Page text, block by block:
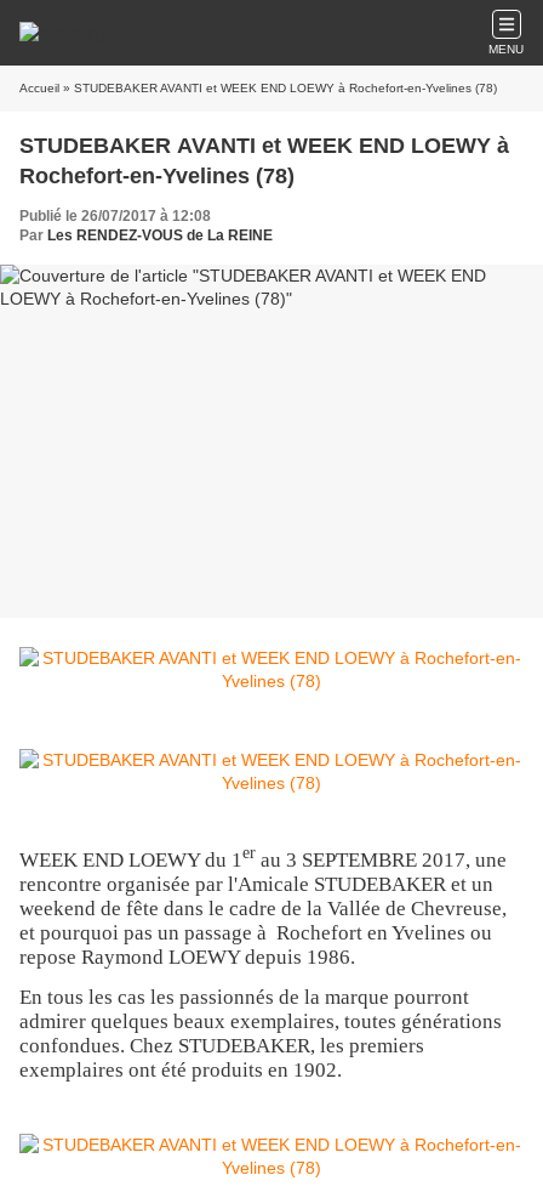
MENU
Accueil » STUDEBAKER AVANTI et WEEK END LOEWY à Rochefort-en-Yvelines (78)
STUDEBAKER AVANTI et WEEK END LOEWY à
Rochefort-en-Yvelines (78)
Publié le 26/07/2017 à 12:08
Par Les RENDEZ-VOUS de La REINE
WEEK END LOEWY du 1er au 3 SEPTEMBRE 2017, une
rencontre organisée par l'Amicale STUDEBAKER et un
weekend de fête dans le cadre de la Vallée de Chevreuse,
et pourquoi pas un passage à Rochefort en Yvelines ou
repose Raymond LOEWY depuis 1986.
En tous les cas les passionnés de la marque pourront
admirer quelques beaux exemplaires, toutes générations
confondues. Chez STUDEBAKER, les premiers
exemplaires ont été produits en 1902.